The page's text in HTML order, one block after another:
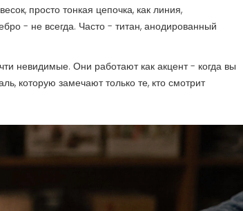
просто тонкая цепочка, как линия,
- не всегда. Часто - титан, анодированный
невидимые. Они работают как акцент - когда вы
которую замечают только те, кто смотрит